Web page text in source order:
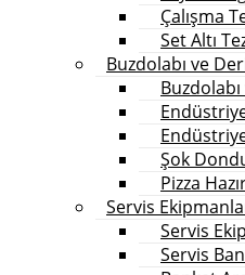
Çalışma
Set Altı
Buzdolabı ve
Şok
Pizza
Servis
Servis
Servis